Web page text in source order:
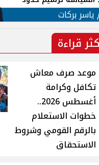
القومي العربي
ياسر بركات
قراءة
موعد صرف معاش
تكافل وكرامة
أغسطس 2026..
خطوات الاستعلام
بالرقم القومي وشروط
الاستحقاق